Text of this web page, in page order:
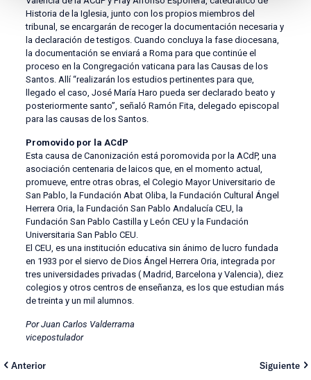
Historia de la Iglesia, junto con los propios miembros del
tribunal, se encargarán de recoger la documentación necesaria y
la declaración de testigos. Cuando concluya la fase diocesana,
la documentación se enviará a Roma para que continúe el
proceso en la Congregación vaticana para las Causas de los
Santos. Allí “realizarán los estudios pertinentes para que,
llegado el caso, José María Haro pueda ser declarado beato y
posteriormente santo”, señaló Ramón Fita, delegado episcopal
para las causas de los Santos.
Promovido por la ACdP
Esta causa de Canonización está poromovida por la ACdP, una
asociación centenaria de laicos que, en el momento actual,
promueve, entre otras obras, el Colegio Mayor Universitario de
San Pablo, la Fundación Abat Oliba, la Fundación Cultural Ángel
Herrera Oria, la Fundación San Pablo Andalucía CEU, la
Fundación San Pablo Castilla y León CEU y la Fundación
Universitaria San Pablo CEU.
El CEU, es una institución educativa sin ánimo de lucro fundada
en 1933 por el siervo de Dios Ángel Herrera Oria, integrada por
tres universidades privadas ( Madrid, Barcelona y Valencia), diez
colegios y otros centros de enseñanza, es los que estudian más
de treinta y un mil alumnos.
Por Juan Carlos Valderrama
vicepostulador
Anterior Siguiente